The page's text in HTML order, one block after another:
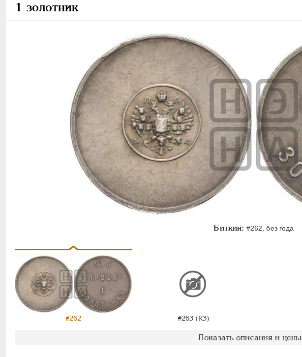
1 золотник
Биткин: #262, без года
#262 #263 (R3)
Показать описания и цены